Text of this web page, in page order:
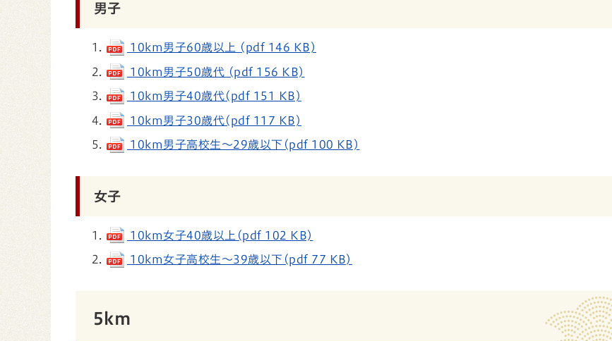
男子
10km男子60歳以上 (pdf 146 KB)
10km男子50歳代 (pdf 156 KB)
10km男子40歳代(pdf 151 KB)
10km男子30歳代(pdf 117 KB)
10km男子高校生～29歳以下(pdf 100 KB)
女子
10km女子40歳以上(pdf 102 KB)
10km女子高校生～39歳以下(pdf 77 KB)
5km